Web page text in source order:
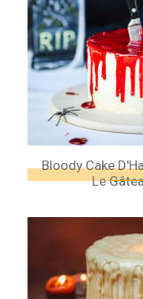
Bloody Cake
Le